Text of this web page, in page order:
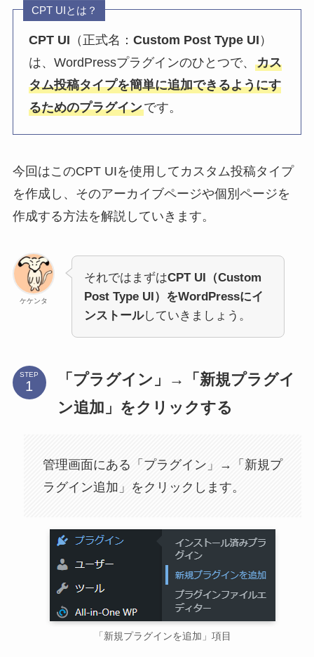
CPT UIとは？
CPT UI （正式名：Custom Post Type UI ）
は、WordPressプラグインのひとつで、カス
タム投稿タイプを簡単に追加できるようにす
るためのプラグインです。
今回はこのCPT UIを使用してカスタム投稿タイプ
を作成し、そのアーカイブページや個別ページを
作成する方法を解説していきます。
ケケンタ
それではまずはCPT UI（Custom
Post Type UI）をWordPressにイ
ンストールしていきましょう。
STEP
「プラグイン」→「新規プラグイ
ン追加」をクリックする
管理画面にある「プラグイン」→「新規プ
ラグイン追加」をクリックします。
「新規プラグインを追加」項目